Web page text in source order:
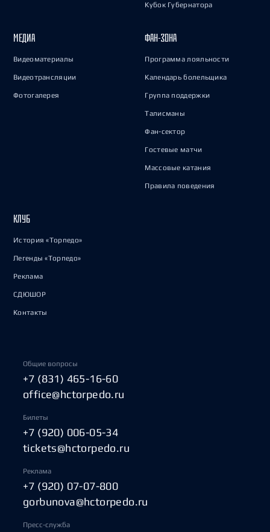
Кубок Губернатора
МЕДИА
Видеоматериалы
Видеотрансляции
Фотогалерея
ФАН-ЗОНА
Программа лояльности
Календарь болельщика
Группа поддержки
Талисманы
Фан-сектор
Гостевые матчи
Массовые катания
Правила поведения
КЛУБ
История «Торпедо»
Легенды «Торпедо»
Реклама
СДЮШОР
Контакты
Общие вопросы
+7 (831) 465-16-60
office@hctorpedo.ru
Билеты
+7 (920) 006-05-34
tickets@hctorpedo.ru
Реклама
+7 (920) 07-07-800
gorbunova@hctorpedo.ru
Пресс-служба